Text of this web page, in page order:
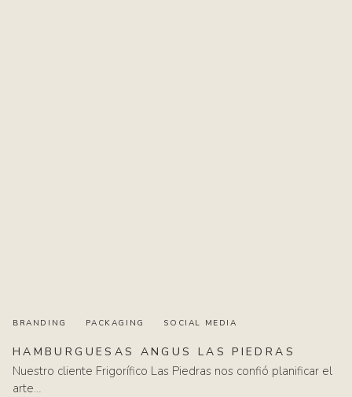
BRANDING PACKAGING SOCIAL MEDIA
HAMBURGUESAS ANGUS LAS PIEDRAS
Nuestro cliente Frigorífico Las Piedras nos confió planificar el
arte…